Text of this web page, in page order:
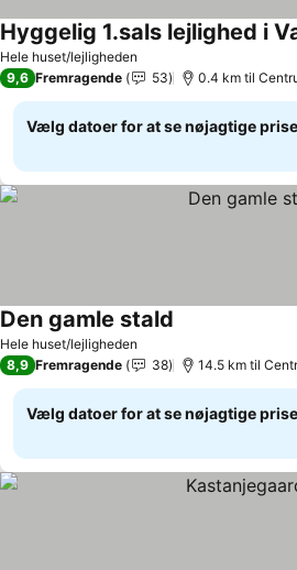
Hele huset/lejligheden
Hyggelig 1.sals lejlighed i
9,6 Fremragende 53 0.4 km til
Vælg datoer for at se nøjagtige
Hele huset/lejligheden
Den gamle stald
8,9 Fremragende 38 14.5 km til
Vælg datoer for at se nøjagtige